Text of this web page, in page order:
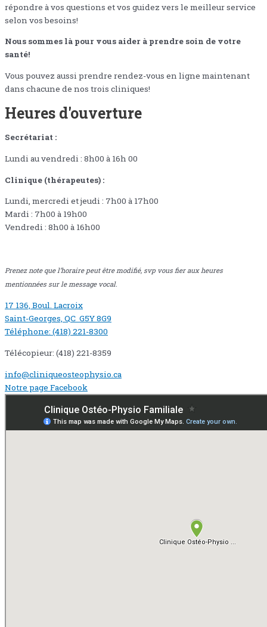
répondre à vos questions et vos guidez vers le meilleur service
selon vos besoins!
Nous sommes là pour vous aider à prendre soin de votre
santé!
Vous pouvez aussi prendre rendez-vous en ligne maintenant
dans chacune de nos trois cliniques!
Heures d'ouverture
Secrétariat :
Lundi au vendredi : 8h00 à 16h 00
Clinique (thérapeutes) :
Lundi, mercredi et jeudi : 7h00 à 17h00
Mardi : 7h00 à 19h00
Vendredi : 8h00 à 16h00
Prenez note que l’horaire peut être modifié, svp vous fier aux heures
mentionnées sur le message vocal.
17 136, Boul. Lacroix
Saint-Georges, QC G5Y 8G9
Téléphone: (418) 221-8300
Télécopieur: (418) 221-8359
info@cliniqueosteophysio.ca
Notre page Facebook